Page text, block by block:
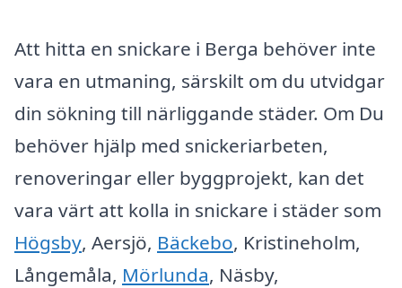
Att hitta en snickare i Berga behöver inte
vara en utmaning, särskilt om du utvidgar
din sökning till närliggande städer. Om Du
behöver hjälp med snickeriarbeten,
renoveringar eller byggprojekt, kan det
vara värt att kolla in snickare i städer som
Högsby, Aersjö, Bäckebo, Kristineholm,
Långemåla, Mörlunda, Näsby,